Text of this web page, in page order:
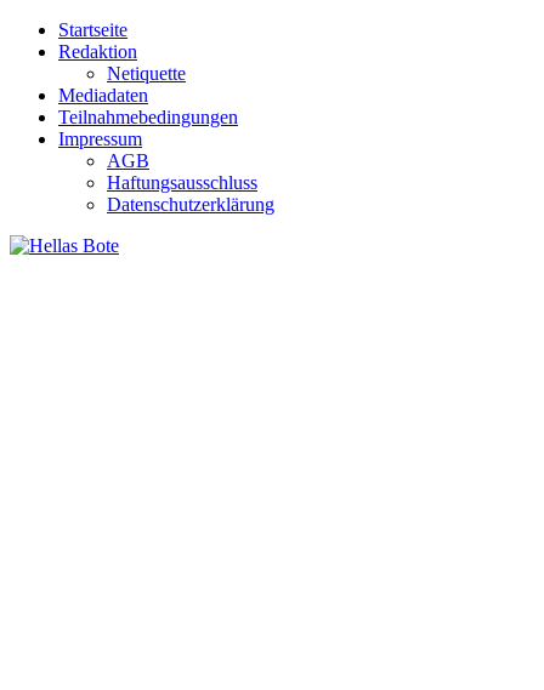
Zum
Inhalt
Startseite
Redaktion
Netiquette
Mediadaten
Teilnahmebedingungen
Impressum
AGB
Haftungsausschluss
Datenschutzerklärung